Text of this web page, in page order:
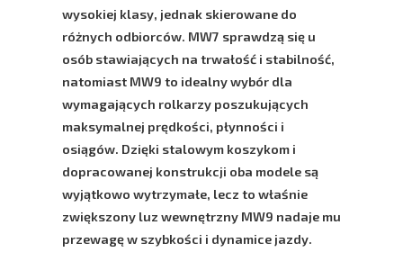
wysokiej klasy, jednak skierowane do
różnych odbiorców. MW7 sprawdzą się u
osób stawiających na trwałość i stabilność,
natomiast MW9 to idealny wybór dla
wymagających rolkarzy poszukujących
maksymalnej prędkości, płynności i
osiągów. Dzięki stalowym koszykom i
dopracowanej konstrukcji oba modele są
wyjątkowo wytrzymałe, lecz to właśnie
zwiększony luz wewnętrzny MW9 nadaje mu
przewagę w szybkości i dynamice jazdy.